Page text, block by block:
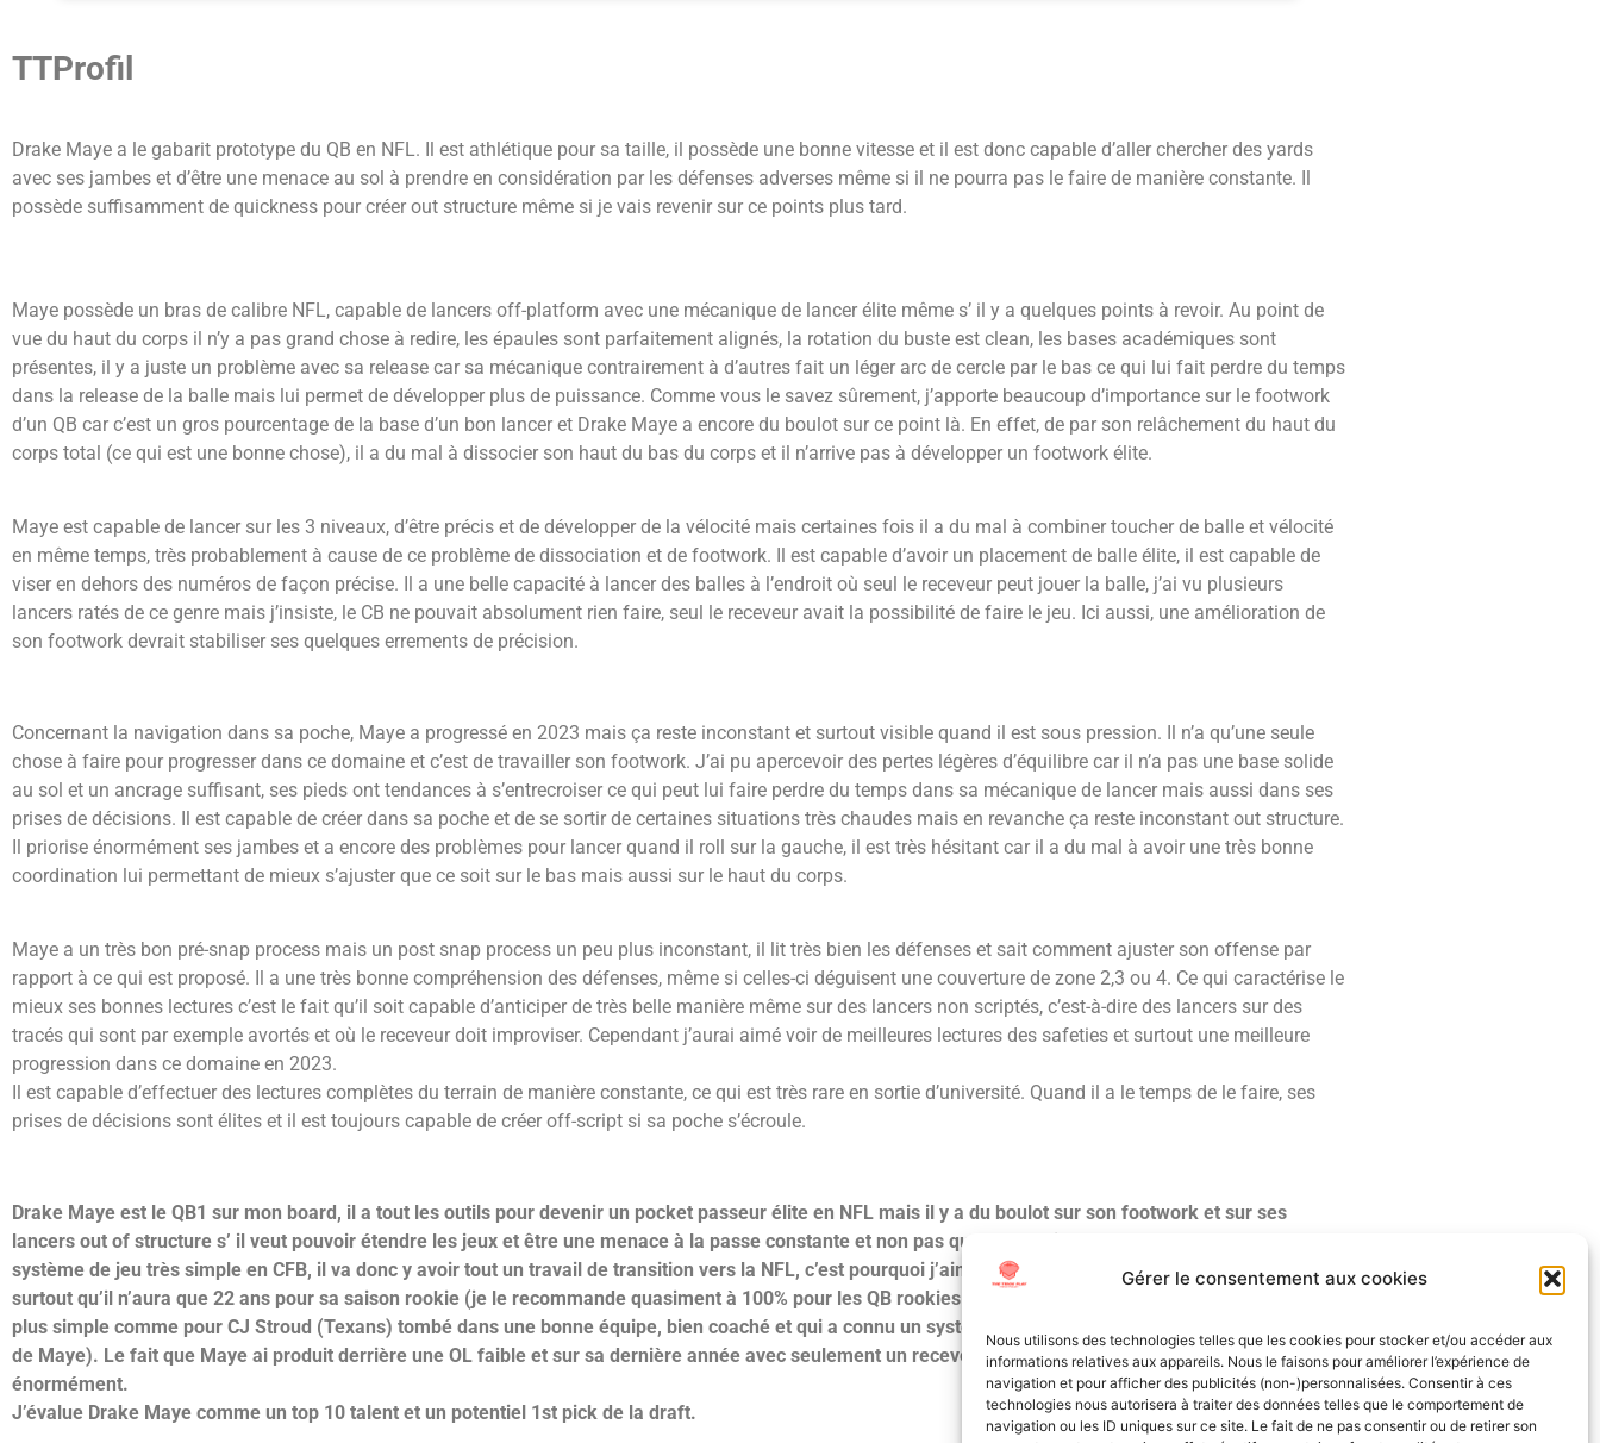
Gérer le consentement aux cookies
Nous utilisons des technologies telles que les cookies pour stocker et/ou accéder aux
informations relatives aux appareils. Nous le faisons pour améliorer l’expérience de
navigation et pour afficher des publicités (non-)personnalisées. Consentir à ces
technologies nous autorisera à traiter des données telles que le comportement de
navigation ou les ID uniques sur ce site. Le fait de ne pas consentir ou de retirer son
TTProfil
Drake Maye a le gabarit prototype du QB en NFL. Il est athlétique pour sa taille, il possède une bonne vitesse et il est donc capable d’aller chercher des yards
avec ses jambes et d’être une menace au sol à prendre en considération par les défenses adverses même si il ne pourra pas le faire de manière constante. Il
possède suffisamment de quickness pour créer out structure même si je vais revenir sur ce points plus tard.
Maye possède un bras de calibre NFL, capable de lancers off-platform avec une mécanique de lancer élite même s’ il y a quelques points à revoir. Au point de
vue du haut du corps il n’y a pas grand chose à redire, les épaules sont parfaitement alignés, la rotation du buste est clean, les bases académiques sont
présentes, il y a juste un problème avec sa release car sa mécanique contrairement à d’autres fait un léger arc de cercle par le bas ce qui lui fait perdre du temps
dans la release de la balle mais lui permet de développer plus de puissance. Comme vous le savez sûrement, j’apporte beaucoup d’importance sur le footwork
d’un QB car c’est un gros pourcentage de la base d’un bon lancer et Drake Maye a encore du boulot sur ce point là. En effet, de par son relâchement du haut du
corps total (ce qui est une bonne chose), il a du mal à dissocier son haut du bas du corps et il n’arrive pas à développer un footwork élite.
Maye est capable de lancer sur les 3 niveaux, d’être précis et de développer de la vélocité mais certaines fois il a du mal à combiner toucher de balle et vélocité
en même temps, très probablement à cause de ce problème de dissociation et de footwork. Il est capable d’avoir un placement de balle élite, il est capable de
viser en dehors des numéros de façon précise. Il a une belle capacité à lancer des balles à l’endroit où seul le receveur peut jouer la balle, j’ai vu plusieurs
lancers ratés de ce genre mais j’insiste, le CB ne pouvait absolument rien faire, seul le receveur avait la possibilité de faire le jeu. Ici aussi, une amélioration de
son footwork devrait stabiliser ses quelques errements de précision.
Concernant la navigation dans sa poche, Maye a progressé en 2023 mais ça reste inconstant et surtout visible quand il est sous pression. Il n’a qu’une seule
chose à faire pour progresser dans ce domaine et c’est de travailler son footwork. J’ai pu apercevoir des pertes légères d’équilibre car il n’a pas une base solide
au sol et un ancrage suffisant, ses pieds ont tendances à s’entrecroiser ce qui peut lui faire perdre du temps dans sa mécanique de lancer mais aussi dans ses
prises de décisions. Il est capable de créer dans sa poche et de se sortir de certaines situations très chaudes mais en revanche ça reste inconstant out structure.
Il priorise énormément ses jambes et a encore des problèmes pour lancer quand il roll sur la gauche, il est très hésitant car il a du mal à avoir une très bonne
coordination lui permettant de mieux s’ajuster que ce soit sur le bas mais aussi sur le haut du corps.
Maye a un très bon pré-snap process mais un post snap process un peu plus inconstant, il lit très bien les défenses et sait comment ajuster son offense par
rapport à ce qui est proposé. Il a une très bonne compréhension des défenses, même si celles-ci déguisent une couverture de zone 2,3 ou 4. Ce qui caractérise le
mieux ses bonnes lectures c’est le fait qu’il soit capable d’anticiper de très belle manière même sur des lancers non scriptés, c’est-à-dire des lancers sur des
tracés qui sont par exemple avortés et où le receveur doit improviser. Cependant j’aurai aimé voir de meilleures lectures des safeties et surtout une meilleure
progression dans ce domaine en 2023.
Il est capable d’effectuer des lectures complètes du terrain de manière constante, ce qui est très rare en sortie d’université. Quand il a le temps de le faire, ses
prises de décisions sont élites et il est toujours capable de créer off-script si sa poche s’écroule.
Drake Maye est le QB1 sur mon board, il a tout les outils pour devenir un pocket passeur élite en NFL mais il y a du boulot sur son footwork et sur ses
lancers out of structure s’ il veut pouvoir étendre les jeux et être une menace à la passe constante et non pas que par ses jambes. Maye a évolué dans un
système de jeu très simple en CFB, il va donc y avoir tout un travail de transition vers la NFL, c’est pourquoi j’aimerai le voir sur le banc la première saison
surtout qu’il n’aura que 22 ans pour sa saison rookie (je le recommande quasiment à 100% pour les QB rookies mais de en temps la transition peut être
plus simple comme pour CJ Stroud (Texans) tombé dans une bonne équipe, bien coaché et qui a connu un système plus développé à Ohio State que celui
de Maye). Le fait que Maye ai produit derrière une OL faible et sur sa dernière année avec seulement un receveur de calibre correct me rassure
énormément.
J’évalue Drake Maye comme un top 10 talent et un potentiel 1st pick de la draft.